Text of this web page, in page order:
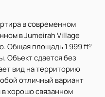
в современном
в Jumeirah Village
Общая площадь 1 999 ft²
Объект сдается без
вид на территорию
отличный вариант
хорошо связанном